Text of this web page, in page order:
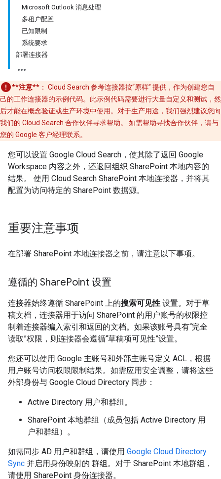
Microsoft Outlook 消息处理
多租户配置
已知限制
系统要求
部署连接器
**注意** ： Cloud Search 参考连接器按“原样” 提供，作为创建您自
己的工作连接器的示例代码。此示例代码需要进行大量自定义和测试，然
后才能在概念验证或生产环境中使用。对于生产用途，我们强烈建议您向
我们的 Cloud Search 合作伙伴寻求帮助。 如需帮助寻找合作伙伴，请与
您的 Google 客户经理联系。
您可以设置 Google Cloud Search，使其除了返回 Google
Workspace 内容之外，还返回组织 SharePoint 本地内容的
结果。 使用 Cloud Search SharePoint 本地连接器，并将其
配置为访问特定的 SharePoint 数据源。
重要注意事项
在部署 SharePoint 本地连接器之前，请注意以下事项。
遵循的 SharePoint 设置
连接器始终遵循 SharePoint 上的搜索可见性 设置。对于草
稿文档，连接器用于访问 SharePoint 的用户账号的权限控
制着连接器编入索引和返回的文档。如果该账号具有“完全
读取”权限，则连接器会遵循“草稿项可见性”设置。
您还可以使用 Google 主账号和外部主账号定义 ACL，根据
用户账号访问权限限制结果。如需应用安全调整，请将这些
外部身份与 Google Cloud Directory 同步：
Active Directory 用户和群组。
SharePoint 本地群组（成员包括 Active Directory 用
户和群组）。
如需同步 AD 用户和群组，请使用 Google Cloud Directory
Sync 并启用身份映射的 群组。对于 SharePoint 本地群组，
请使用 SharePoint 身份连接器。